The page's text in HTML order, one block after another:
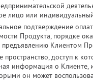
лицо или
подтверждение
Продукта, порядке
Клиентом
пространство, доступ к
информация о Клиенте,
он может